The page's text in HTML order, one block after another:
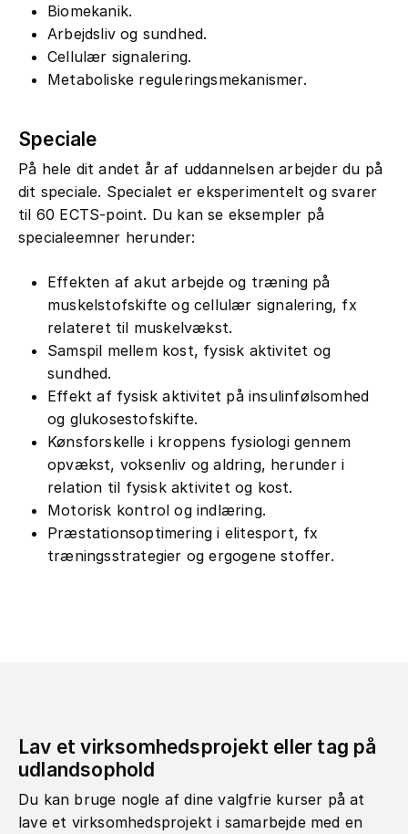
Biomekanik.
Arbejdsliv og sundhed.
Cellulær signalering.
Metaboliske reguleringsmekanismer.
Speciale
På hele dit andet år af uddannelsen arbejder du på
dit speciale. Specialet er eksperimentelt og svarer
til 60 ECTS-point. Du kan se eksempler på
specialeemner herunder:
Effekten af akut arbejde og træning på
muskelstofskifte og cellulær signalering, fx
relateret til muskelvækst.
Samspil mellem kost, fysisk aktivitet og
sundhed.
Effekt af fysisk aktivitet på insulinfølsomhed
og glukosestofskifte.
Kønsforskelle i kroppens fysiologi gennem
opvækst, voksenliv og aldring, herunder i
relation til fysisk aktivitet og kost.
Motorisk kontrol og indlæring.
Præstationsoptimering i elitesport, fx
træningsstrategier og ergogene stoffer.
Lav et virksomhedsprojekt eller tag på
udlandsophold
Du kan bruge nogle af dine valgfrie kurser på at
lave et virksomhedsprojekt i samarbejde med en